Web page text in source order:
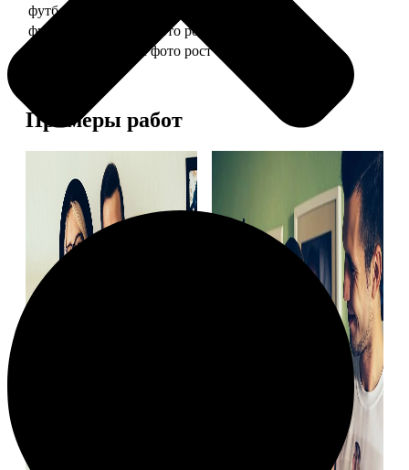
футболка детская с фото рост 118 см
футболка детская с фото рост 128 см
футболка детская с фото рост 134 см
Примеры работ